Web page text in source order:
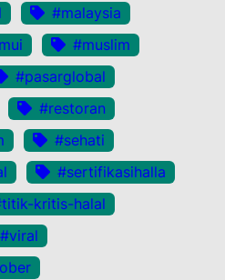
#malaysia
#muslim
#pasarglobal
#restoran
#sehati
#sertifikasihalla
kritis-halal
#viral